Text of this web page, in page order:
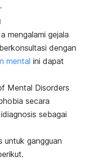
mengalami gejala
dengan
mental ini dapat
Mental Disorders
secara
sebagai
untuk gangguan